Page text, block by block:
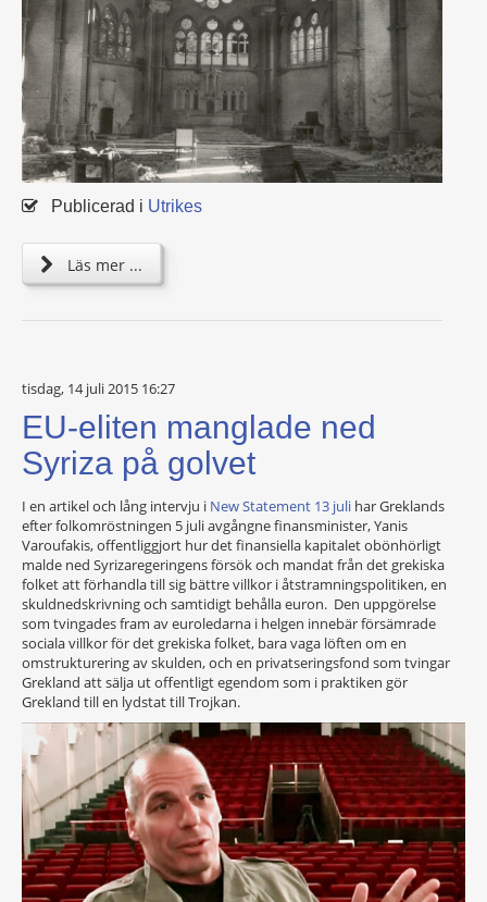
Publicerad i Utrikes
Läs mer ...
tisdag, 14 juli 2015 16:27
EU-eliten manglade ned
Syriza på golvet
I en artikel och lång intervju i New Statement 13 juli har Greklands
efter folkomröstningen 5 juli avgångne finansminister, Yanis
Varoufakis, offentliggjort hur det finansiella kapitalet obönhörligt
malde ned Syrizaregeringens försök och mandat från det grekiska
folket att förhandla till sig bättre villkor i åtstramningspolitiken, en
skuldnedskrivning och samtidigt behålla euron. Den uppgörelse
som tvingades fram av euroledarna i helgen innebär försämrade
sociala villkor för det grekiska folket, bara vaga löften om en
omstrukturering av skulden, och en privatseringsfond som tvingar
Grekland att sälja ut offentligt egendom som i praktiken gör
Grekland till en lydstat till Trojkan.